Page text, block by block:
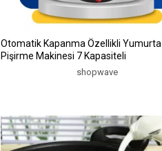
Otomatik Kapanma Özellikli Yumurta
Pişirme Makinesi 7 Kapasiteli
shopwave